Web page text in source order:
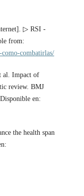
▷ RSI -
from:
como-combatirlas/
al. Impact of
review. BMJ
en:
the health span